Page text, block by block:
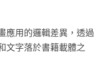
應用的邏輯差異，透過
文字落於書籍載體之